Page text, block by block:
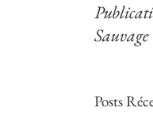
Sauvage
Posts